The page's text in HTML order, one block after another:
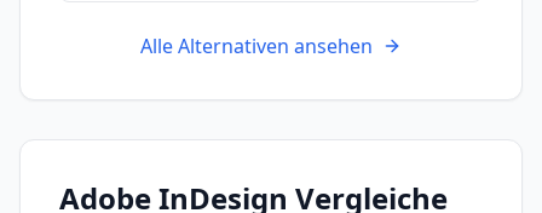
Alle Alternativen ansehen
Adobe InDesign Vergleiche